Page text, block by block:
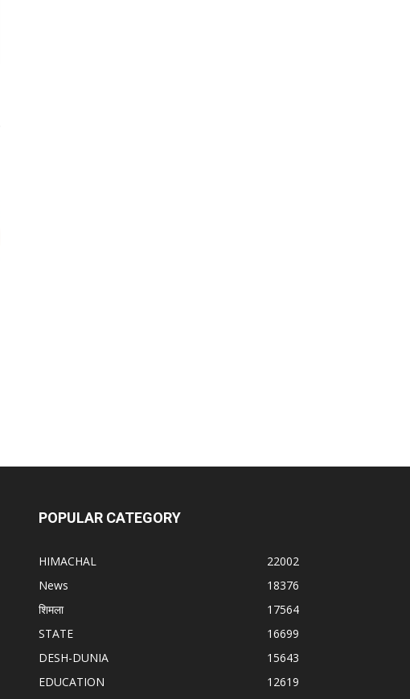
POPULAR CATEGORY
HIMACHAL
22002
News
18376
शिमला
17564
STATE
16699
DESH-DUNIA
15643
EDUCATION
12619